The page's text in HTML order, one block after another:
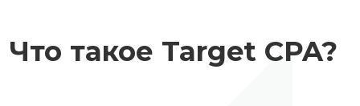
Что такое Target CPA?